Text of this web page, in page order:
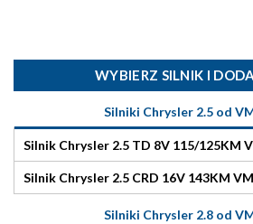
WYBIERZ SILNIK I
Silniki Chrysler 2.5 od
Silnik Chrysler 2.5 TD 8V 115/125KM
Silnik Chrysler 2.5 CRD 16V 143KM
Silniki Chrysler 2.8 od